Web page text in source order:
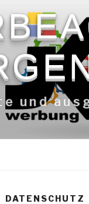
Inhalt
springen
und
DATENSCHUTZ